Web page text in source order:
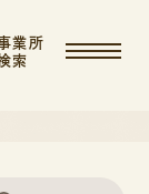
業所
索